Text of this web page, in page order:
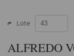
Lote
ALFREDO